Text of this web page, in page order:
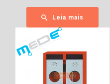
Leia mais